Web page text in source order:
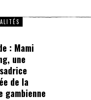
: Mami
une
de la
gambienne